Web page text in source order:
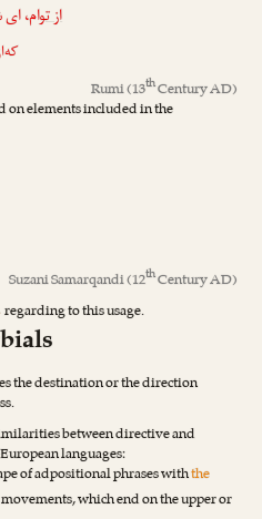
از توام،
Rumi(13thCentury AD)
on elements included in the
Suzani Samarqandi(12thCentury AD)
regarding to this usage.
the destination or the direction
between directive and
languages:
of adpositional phrases withthe
which end on the upper or